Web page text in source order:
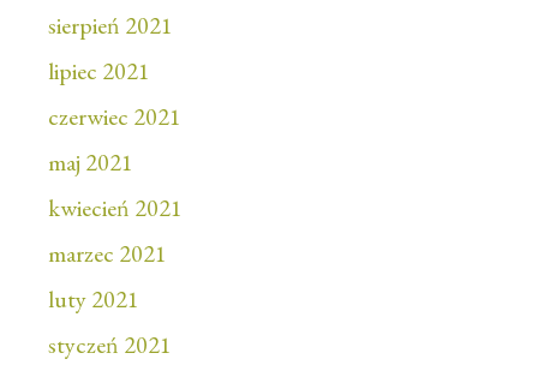
sierpień 2021
lipiec 2021
czerwiec 2021
maj 2021
kwiecień 2021
marzec 2021
luty 2021
styczeń 2021